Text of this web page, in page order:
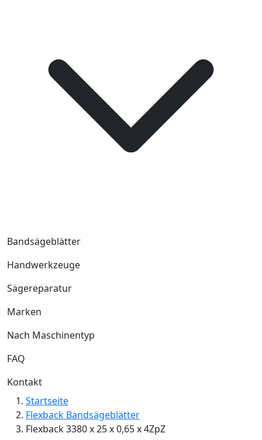
Bandsägeblätter
Handwerkzeuge
Sägereparatur
Marken
Nach Maschinentyp
FAQ
Kontakt
Startseite
Flexback Bandsägeblätter
Flexback 3380 x 25 x 0,65 x 4ZpZ